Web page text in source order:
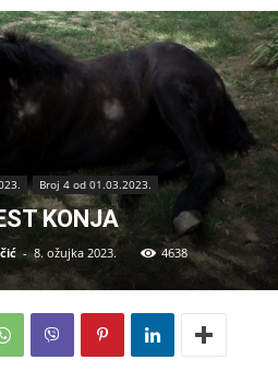
Broj 4 od 01.03.2023.
KONJA
- 8. ožujka 2023. 4638